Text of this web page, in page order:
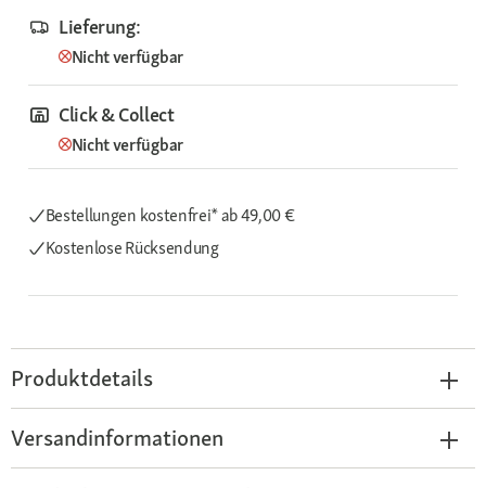
Lieferung:
Nicht verfügbar
Click & Collect
Nicht verfügbar
Bestellungen kostenfrei*ab 49,00 €
Kostenlose Rücksendung
Produktdetails
Versandinformationen